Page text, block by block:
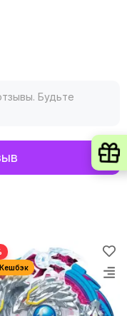
Будьте